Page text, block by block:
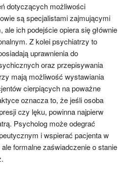
dotyczących możliwości
są specjalistami zajmującymi
ich podejście opiera się głównie
Z kolei psychiatrzy to
uprawnienia do
oraz przepisywania
mają możliwość wystawiania
cierpiących na poważne
oznacza to, że jeśli osoba
czy lęku, powinna najpierw
Psycholog może odegrać
i wspierać pacjenta w
formalne zaświadczenie o stanie